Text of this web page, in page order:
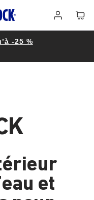
connecter
-25 %
et